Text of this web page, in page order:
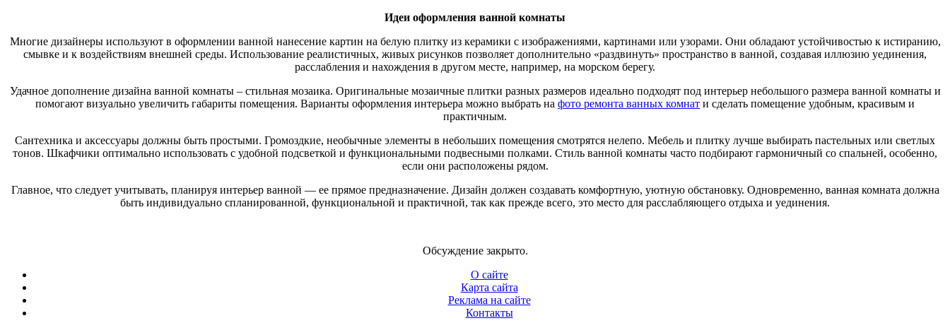
Идеи оформления ванной комнаты
Многие дизайнеры используют в оформлении ванной нанесение картин на белую плитку из керамики с изображениями, картинами или узорами. Они обладают устойчивостью к истиранию,
смывке и к воздействиям внешней среды. Использование реалистичных, живых рисунков позволяет дополнительно «раздвинуть» пространство в ванной, создавая иллюзию уединения,
расслабления и нахождения в другом месте, например, на морском берегу.
Удачное дополнение дизайна ванной комнаты – стильная мозаика. Оригинальные мозаичные плитки разных размеров идеально подходят под интерьер небольшого размера ванной комнаты и
помогают визуально увеличить габариты помещения. Варианты оформления интерьера можно выбрать на фото ремонта ванных комнат и сделать помещение удобным, красивым и
практичным.
Сантехника и аксессуары должны быть простыми. Громоздкие, необычные элементы в небольших помещения смотрятся нелепо. Мебель и плитку лучше выбирать пастельных или светлых
тонов. Шкафчики оптимально использовать с удобной подсветкой и функциональными подвесными полками. Стиль ванной комнаты часто подбирают гармоничный со спальней, особенно,
если они расположены рядом.
Главное, что следует учитывать, планируя интерьер ванной — ее прямое предназначение. Дизайн должен создавать комфортную, уютную обстановку. Одновременно, ванная комната должна
быть индивидуально спланированной, функциональной и практичной, так как прежде всего, это место для расслабляющего отдыха и уединения.
Обсуждение закрыто.
О сайте
Карта сайта
Реклама на сайте
Контакты